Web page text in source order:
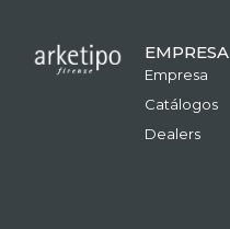
EMPRESA
Empresa
Catálogos
Dealers